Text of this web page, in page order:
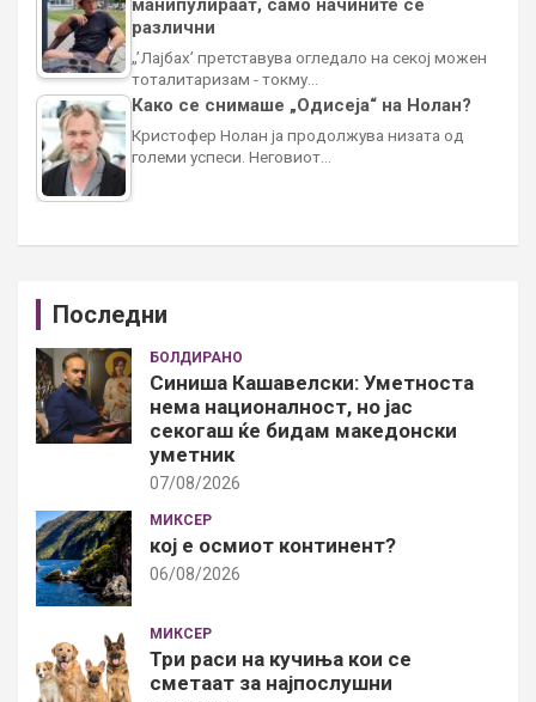
манипулираат, само начините се
различни
„’Лајбах’ претставува огледало на секој можен
тоталитаризам - токму…
Како се снимаше „Одисеја“ на Нолан?
Кристофер Нолан ја продолжува низата од
големи успеси. Неговиот…
Последни
БОЛДИРАНО
Синиша Кашавелски: Уметноста
нема националност, но јас
секогаш ќе бидам македонски
уметник
07/08/2026
МИКСЕР
кој е осмиот континент?
06/08/2026
МИКСЕР
Три раси на кучиња кои се
сметаат за најпослушни